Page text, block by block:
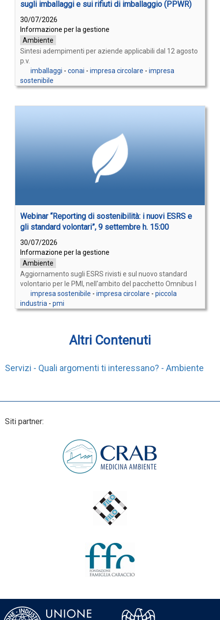
sugli imballaggi e sui rifiuti di imballaggio (PPWR)
30/07/2026
Informazione per la gestione
Ambiente
Sintesi adempimenti per aziende applicabili dal 12 agosto
p.v.
imballaggi - conai - impresa circolare - impresa
sostenibile
Webinar “Reporting di sostenibilità: i nuovi ESRS e
gli standard volontari”, 9 settembre h. 15:00
30/07/2026
Informazione per la gestione
Ambiente
Aggiornamento sugli ESRS rivisti e sul nuovo standard
volontario per le PMI, nell'ambito del pacchetto Omnibus I
impresa sostenibile - impresa circolare - piccola
industria - pmi
Altri Contenuti
Servizi - Quali argomenti ti interessano? - Ambiente
Siti partner: